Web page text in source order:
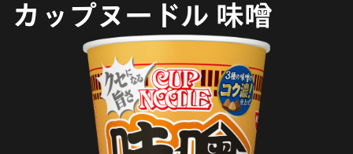
カップヌードル 味噌